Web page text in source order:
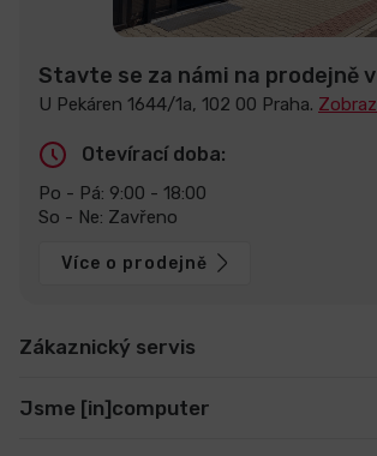
Stavte se za námi na prodejně
U Pekáren 1644/1a, 102 00 Praha.
Otevírací doba:
Po - Pá: 9:00 - 18:00
So - Ne: Zavřeno
Více o prodejně
Zákaznický servis
Jsme [in]computer